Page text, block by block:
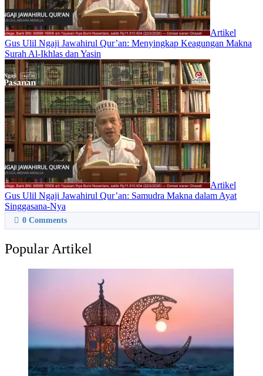
Artikel
Gus Ulil Ngaji Jawahirul Qur’an: Menyingkap Keagungan Makna
Surah Al-Ikhlas dan Yasin
Artikel
Gus Ulil Ngaji Jawahirul Qur’an: Samudra Makna dalam Ayat
Singgasana-Nya
0 Comments
Popular Artikel